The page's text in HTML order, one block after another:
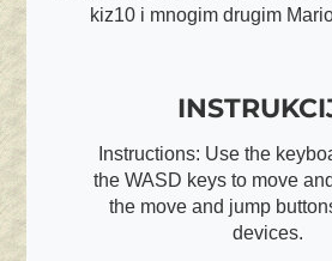
kiz10 i mnogim drugim
Instructions: Use the
the WASD keys to move
the move and jump
devices.